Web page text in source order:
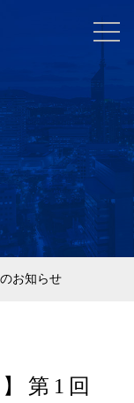
お知らせ
第1回